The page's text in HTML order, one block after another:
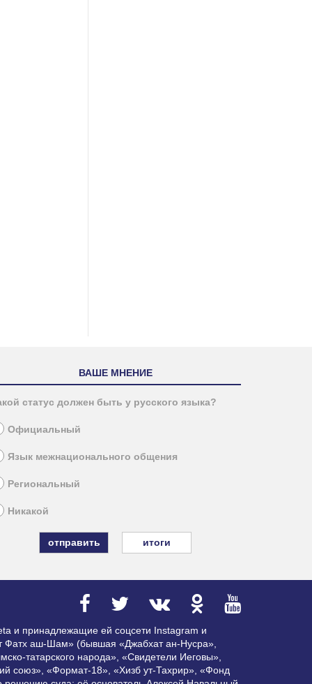
ВАШЕ МНЕНИЕ
статус должен быть у русского языка?
Официальный
Язык межнационального общения
Региональный
Никакой
итоги
и принадлежащие ей соцсети Instagram и
Фатх аш-Шам» (бывшая «Джабхат ан-Нусра»,
татарского народа», «Свидетели Иеговы»,
союз», «Формат-18», «Хизб ут-Тахрир», «Фонд